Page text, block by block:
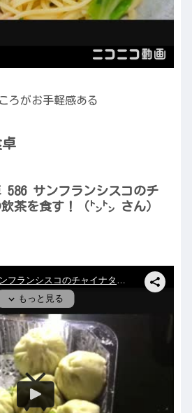
ろがお手軽感ある
586 サンフランシスコのチ
茶を食す！（㌧㌧ さん）